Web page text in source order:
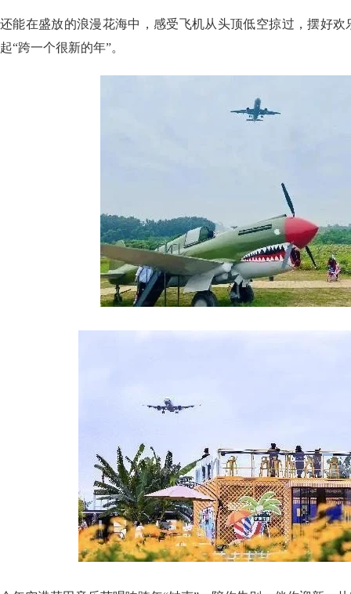
还能在盛放的浪漫花海中，感受飞机从头顶低空掠过，摆好欢
起“跨一个很新的年”。